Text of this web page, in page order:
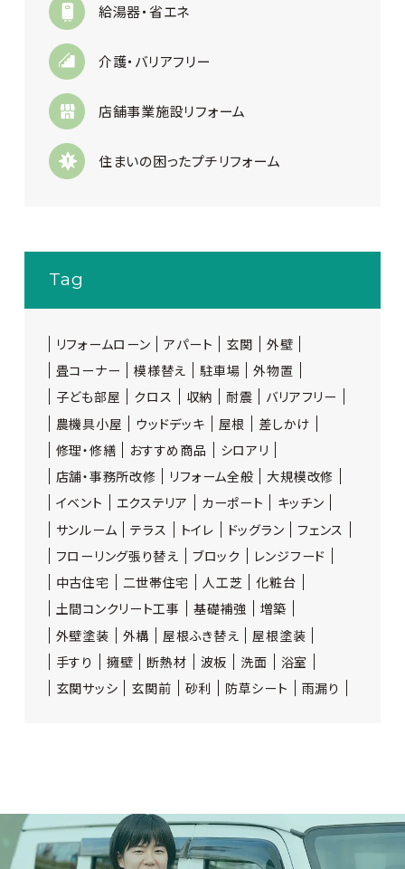
給湯器・省エネ
介護・バリアフリー
店舗事業施設リフォーム
住まいの困ったプチリフォーム
Tag
リフォームローン アパート 玄関
外壁
畳コーナー
模様替え 駐車場
外物置
子ども部屋
クロス 収納 耐震
バリアフリー
農機具小屋
ウッドデッキ 屋根
差しかけ
修理・修繕
おすすめ商品
シロアリ
店舗・事務所改修
リフォーム全般
大規模改修
イベント
エクステリア カーポート
キッチン
サンルーム
テラス トイレ ドッグラン
フェンス
フローリング張り替え
ブロック
レンジフード
中古住宅
二世帯住宅 人工芝
化粧台
土間コンクリート工事
基礎補強
増築
外壁塗装
外構 屋根ふき替え
屋根塗装
手すり
擁壁 断熱材 波板 洗面
浴室
玄関サッシ
玄関前 砂利 防草シート 雨漏り